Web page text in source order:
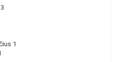
3
1